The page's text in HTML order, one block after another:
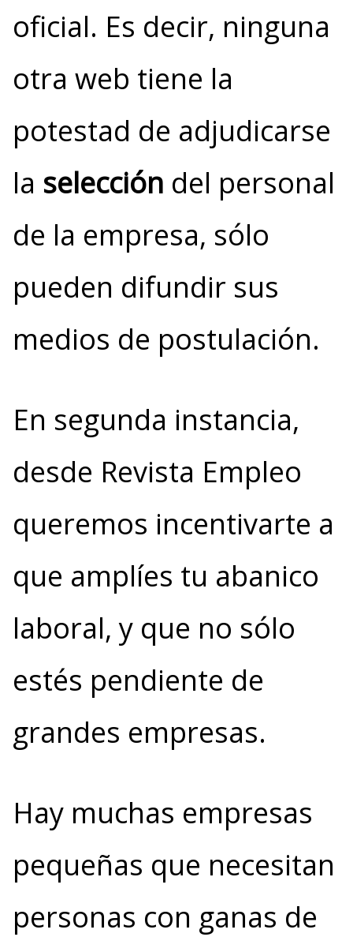
oficial. Es decir, ninguna
otra web tiene la
potestad de adjudicarse
la selección del personal
de la empresa, sólo
pueden difundir sus
medios de postulación.
En segunda instancia,
desde Revista Empleo
queremos incentivarte a
que amplíes tu abanico
laboral, y que no sólo
estés pendiente de
grandes empresas.
Hay muchas empresas
pequeñas que necesitan
personas con ganas de